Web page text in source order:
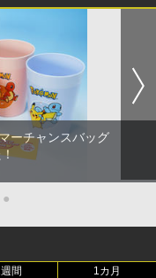
ーチャンスバッグ
●
間 1カ月